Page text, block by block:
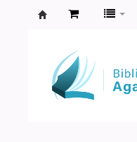
Agamenon
Magalhães